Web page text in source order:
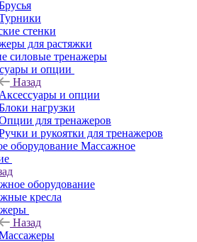
стенки
для растяжки
силовые тренажеры
и опции
Назад
Аксессуары и опции
нагрузки
для тренажеров
и рукоятки для тренажеров
Массажное
оборудование
кресла
Назад